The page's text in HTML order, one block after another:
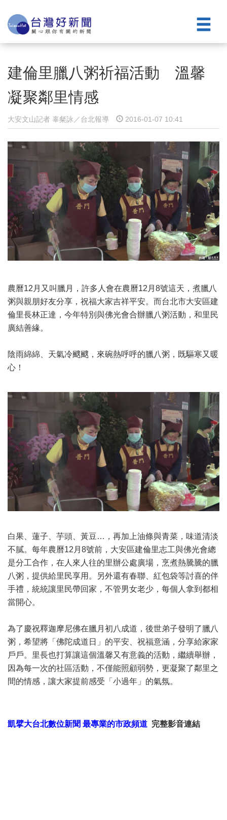
建倫里臘八粥祈福活動 溫馨
凝聚鄰里情感
大安文山記者 辜粲詠／台北報導 2016-01-07 10:41
農曆12月又叫臘月，許多人會在農曆12月8號這天，煮臘八
粥與親朋好友分享，祝福大家吉祥平安。而台北市大安區建
倫里長林正達，今年特別與佛光會合辦臘八粥活動，和里民
廣結善緣。
陰雨綿綿、天氣冷颼颼，來碗熱呼呼的臘八粥，既驅寒又暖
心！
白果、蓮子、芋頭、黃豆…，再加上油條與青菜，味道清淡
不膩。每年農曆12月8號前，大安區建倫里志工與佛光會總
是分工合作，在人來人往的里辦公處廣場，烹煮熱騰騰的臘
八粥，提供給里民享用。另外還有春聯、紅包袋等討喜的伴
手禮，統統讓里民帶回家，不管男女老少，每個人拿到都相
當開心。
為了慶祝釋迦摩尼佛在臘月初八成道，後世弟子發明了臘八
粥，希望將「佛陀成道日」的平安、祝福意涵，分享給家家
戶戶。里長也打算讓這個溫馨又有意義的活動，繼續舉辦，
因為每一次的社區活動，不僅能照顧弱勢，更凝聚了鄰里之
間的情感，讓大家提前感受「小過年」的氣氛。
凱擘大台北數位新聞 最專業的市政頻道 完整影音連結